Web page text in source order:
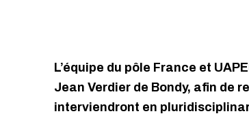
L’équipe du pôle France et
Jean Verdier de Bondy, afin de
interviendront en